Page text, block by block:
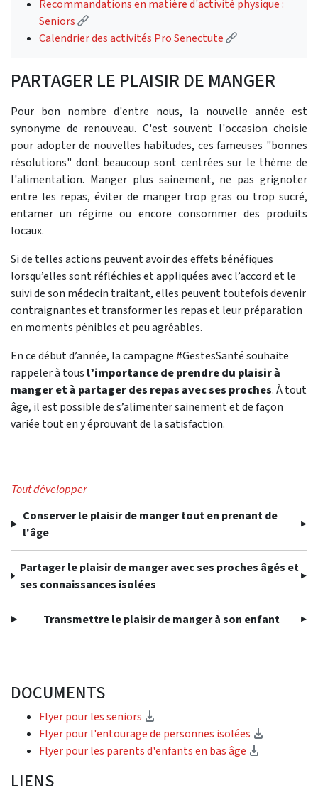
Recommandations en matière d'activité physique :
Seniors
(Lien externe)
Calendrier des activités Pro Senectute
(Lien externe)
PARTAGER LE PLAISIR DE MANGER
Pour bon nombre d'entre nous, la nouvelle année est
synonyme de renouveau. C'est souvent l'occasion choisie
pour adopter de nouvelles habitudes, ces fameuses "bonnes
résolutions" dont beaucoup sont centrées sur le thème de
l'alimentation. Manger plus sainement, ne pas grignoter
entre les repas, éviter de manger trop gras ou trop sucré,
entamer un régime ou encore consommer des produits
locaux.
Si de telles actions peuvent avoir des effets bénéfiques
lorsqu’elles sont réfléchies et appliquées avec l’accord et le
suivi de son médecin traitant, elles peuvent toutefois devenir
contraignantes et transformer les repas et leur préparation
en moments pénibles et peu agréables.
En ce début d’année, la campagne #GestesSanté souhaite
rappeler à tous l’importance de prendre du plaisir à
manger et à partager des repas avec ses proches. À tout
âge, il est possible de s’alimenter sainement et de façon
variée tout en y éprouvant de la satisfaction.
Tout développer
Conserver le plaisir de manger tout en prenant de
l'âge
Partager le plaisir de manger avec ses proches âgés et
ses connaissances isolées
Transmettre le plaisir de manger à son enfant
DOCUMENTS
Flyer pour les seniors
Flyer pour l'entourage de personnes isolées
Flyer pour les parents d'enfants en bas âge
LIENS